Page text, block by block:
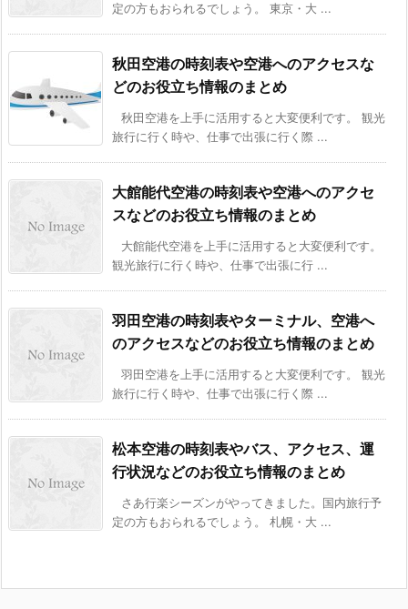
定の方もおられるでしょう。 東京・大 ...
秋田空港の時刻表や空港へのアクセスな
どのお役立ち情報のまとめ
秋田空港を上手に活用すると大変便利です。 観光
旅行に行く時や、仕事で出張に行く際 ...
大館能代空港の時刻表や空港へのアクセ
スなどのお役立ち情報のまとめ
大館能代空港を上手に活用すると大変便利です。
観光旅行に行く時や、仕事で出張に行 ...
羽田空港の時刻表やターミナル、空港へ
のアクセスなどのお役立ち情報のまとめ
羽田空港を上手に活用すると大変便利です。 観光
旅行に行く時や、仕事で出張に行く際 ...
松本空港の時刻表やバス、アクセス、運
行状況などのお役立ち情報のまとめ
さあ行楽シーズンがやってきました。国内旅行予
定の方もおられるでしょう。 札幌・大 ...